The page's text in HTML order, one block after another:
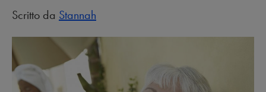
Scritto da Stannah